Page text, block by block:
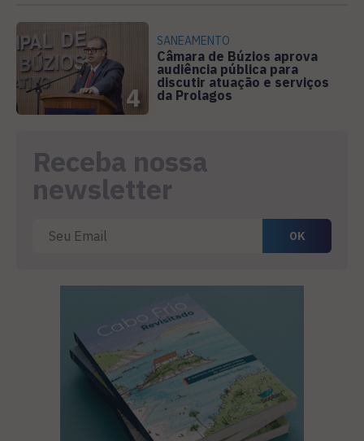
4
SANEAMENTO
Câmara de Búzios aprova
audiência pública para
discutir atuação e serviços
da Prolagos
Receba nossa
newsletter